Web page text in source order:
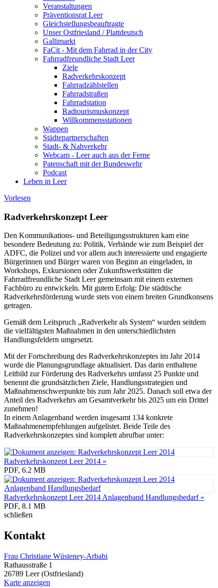
Veranstaltungen
Präventionsrat Leer
Gleichstellungsbeauftragte
Unser Ostfriesland / Plattdeutsch
Gallimarkt
FaCit - Mit dem Fahrrad in der City
Fahrradfreundliche Stadt Leer
Ziele
Radverkehrskonzept
Fahrradzählstellen
Fahrradstraßen
Fahrradstation
Radtourismuskonzept
Willkommensstationen
Wappen
Städtepartnerschaften
Stadt- & Nahverkehr
Webcam - Leer auch aus der Ferne
Patenschaft mit der Bundeswehr
Podcast
Leben in Leer
Vorlesen
Radverkehrskonzept Leer
Den Kommunikations- und Beteiligungsstrukturen kam eine
besondere Bedeutung zu: Politik, Verbände wie zum Beispiel der
ADFC, die Polizei und vor allem auch interessierte und engagierte
Bürgerinnen und Bürger waren von Beginn an eingeladen, in
Workshops, Exkursionen oder Zukunftswerkstätten die
Fahrradfreundliche Stadt Leer gemeinsam mit einem externen
Fachbüro zu entwickeln. Mit gutem Erfolg: Die städtische
Radverkehrsförderung wurde stets von einem breiten Grundkonsens
getragen.
Gemäß dem Leitspruch „Radverkehr als System“ wurden seitdem
die vielfältigsten Maßnahmen in den unterschiedlichsten
Handlungsfeldern umgesetzt.
Mit der Fortschreibung des Radverkehrskonzeptes im Jahr 2014
wurde die Planungsgrundlage aktualisiert. Das darin enthaltene
Leitbild zur Förderung des Radverkehrs umfasst 25 Punkte und
benennt die grundsätzlichen Ziele, Handlungsstrategien und
Maßnahmenschwerpunkte bis zum Jahr 2025. Danach soll etwa der
Anteil des Radverkehrs am Gesamtverkehr bis 2025 um ein Drittel
zunehmen!
In einem Anlagenband werden insgesamt 134 konkrete
Maßnahmenempfehlungen aufgelistet. Beide Teile des
Radverkehrskonzeptes sind komplett abrufbar unter:
Radverkehrskonzept Leer 2014 »
PDF, 6.2 MB
Radverkehrskonzept Leer 2014 Anlagenband Handlungsbedarf »
PDF, 8.1 MB
schließen
Kontakt
Frau Christiane Wüsteney-Arbabi
Rathausstraße 1
26789 Leer (Ostfriesland)
Karte anzeigen